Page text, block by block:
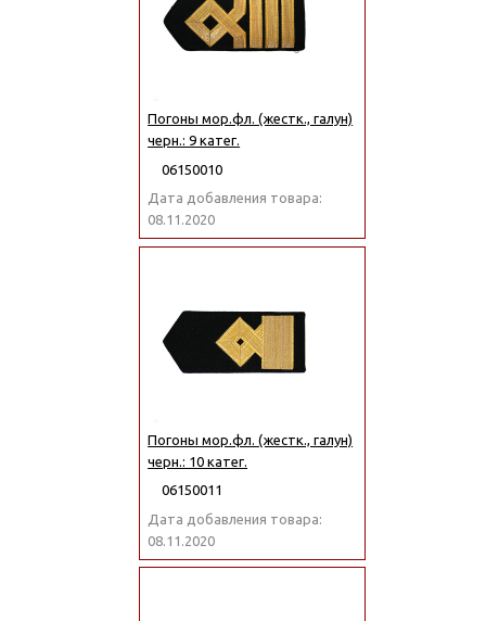
Погоны мор.фл. (жестк., галун)
черн.: 9 катег.
06150010
Дата добавления товара:
08.11.2020
Погоны мор.фл. (жестк., галун)
черн.: 10 катег.
06150011
Дата добавления товара:
08.11.2020